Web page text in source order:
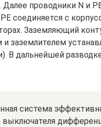
проводники N и
соединяется с
Заземляющий
заземлителем
дальнейшей
система